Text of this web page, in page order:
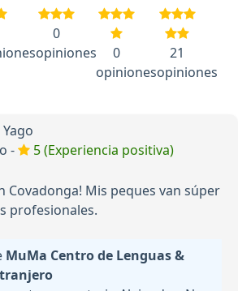
0
opiniones
0
opiniones
21
opiniones
-
5 (Experiencia positiva)
Covadonga! Mis peques van súper
profesionales.
MuMa Centro de Lenguas &